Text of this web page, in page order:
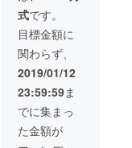
デジタ
ルブッ
クもし
くはア
ナログ
ブック
をお選
びいた
だけま
す（１
月刊行
号を決
定させ
ていた
だきた
いと思
います
のでお
届け月
が前後
する可
能性が
ござい
社名や
ロゴの
リンク
バナー
可） ③
広告掲
載月の
ネオ
ファミ
リーデ
ジタル
フォト
式です。
目標金額に
関わらず、
2019/01/12
23:59:59ま
でに集まっ
た金額が